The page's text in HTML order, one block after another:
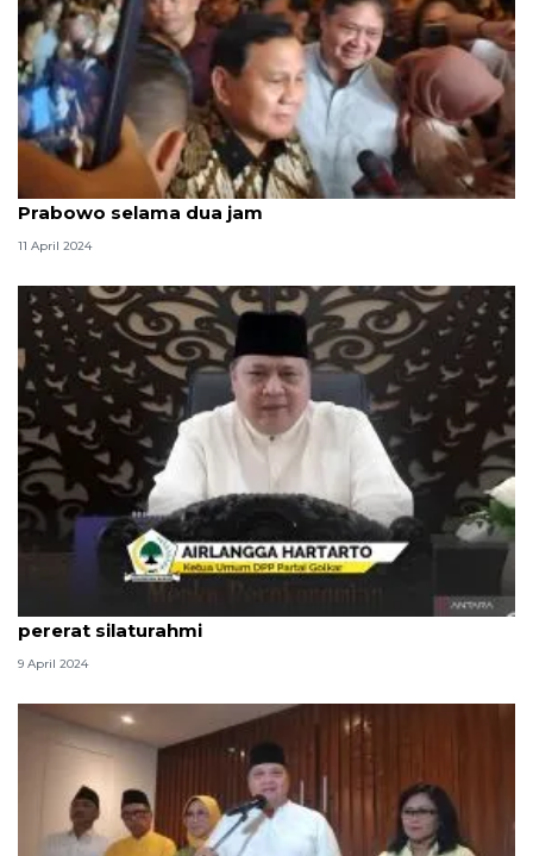
Menko Airlangga silaturahim dengan Menhan
Prabowo selama dua jam
11 April 2024
Airlangga: Hari Kemenangan jadi momentum
pererat silaturahmi
9 April 2024